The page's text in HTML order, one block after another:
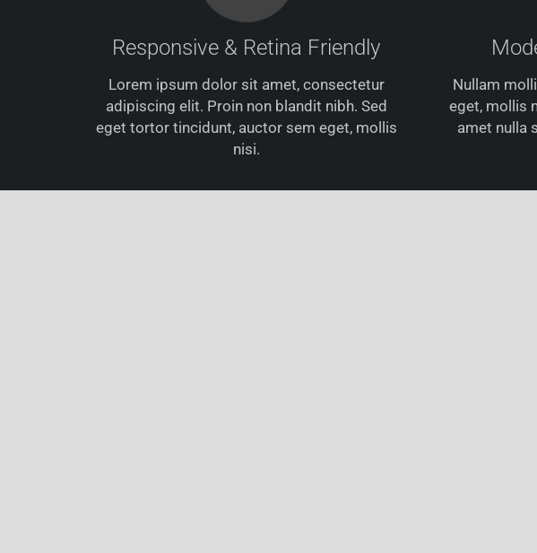
Responsive & Retina Friendly
Lorem ipsum dolor sit amet, consectetur
adipiscing elit. Proin non blandit nibh. Sed
eget tortor tincidunt, auctor sem eget, mollis
nisi.
Nullam
eget, mollis
amet nulla